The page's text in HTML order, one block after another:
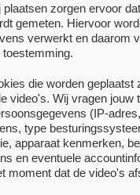
Steek
zorgen ervoor
gemeten. Hiervoor
verwerkt en daarom
die worden geplaatst
video's. Wij vragen jouw
(IP-adres,
type
apparaat kenmerken,
en eventuele
moment dat de video's